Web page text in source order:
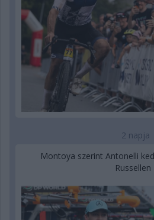
2 napja
Montoya szerint Antonelli
Russellen